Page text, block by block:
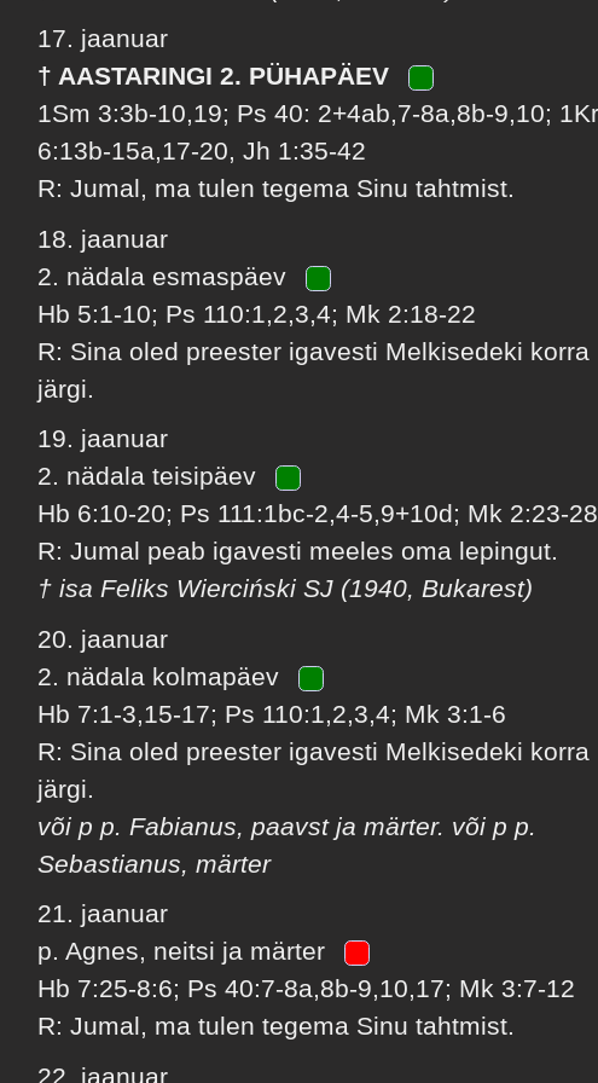
17. jaanuar
† AASTARINGI 2. PÜHAPÄEV
1Sm 3:3b-10,19; Ps 40: 2+4ab,7-8a,8b-9,10;
6:13b-15a,17-20, Jh 1:35-42
R: Jumal, ma tulen tegema Sinu tahtmist.
18. jaanuar
2. nädala esmaspäev
Hb 5:1-10; Ps 110:1,2,3,4; Mk 2:18-22
R: Sina oled preester igavesti Melkisedeki korra
järgi.
19. jaanuar
2. nädala teisipäev
Hb 6:10-20; Ps 111:1bc-2,4-5,9+10d; Mk 2:23-28
R: Jumal peab igavesti meeles oma lepingut.
† isa Feliks Wierciński SJ (1940, Bukarest)
20. jaanuar
2. nädala kolmapäev
Hb 7:1-3,15-17; Ps 110:1,2,3,4; Mk 3:1-6
R: Sina oled preester igavesti Melkisedeki korra
järgi.
või p p. Fabianus, paavst ja märter. või p p.
Sebastianus, märter
21. jaanuar
p. Agnes, neitsi ja märter
Hb 7:25-8:6; Ps 40:7-8a,8b-9,10,17; Mk 3:7-12
R: Jumal, ma tulen tegema Sinu tahtmist.
22. jaanuar